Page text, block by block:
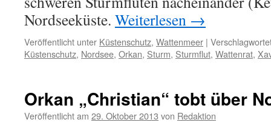
Nordseeküste. Weiterlesen →
Veröffentlicht unter Küstenschutz, Wattenmeer |
Küstenschutz, Nordsee, Orkan, Sturm, Sturmflut, Wattenrat,
Orkan „Christian“ tobt über
Veröffentlicht am 29. Oktober 2013 von Redaktion